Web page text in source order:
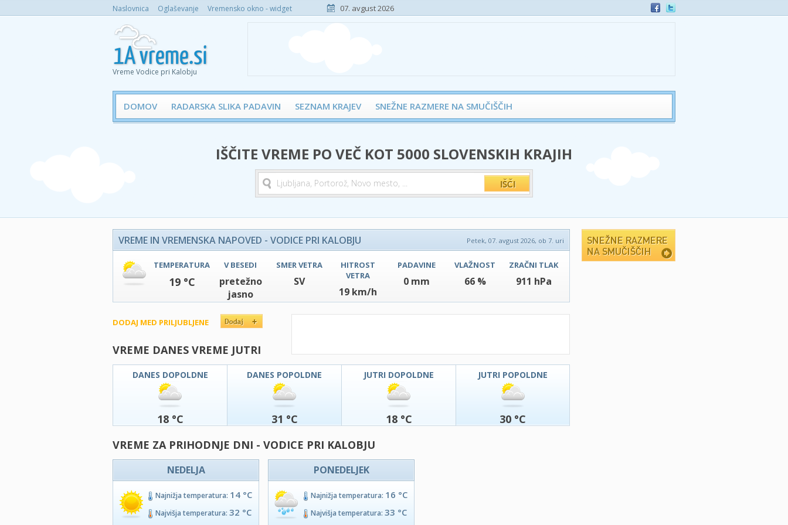
Naslovnica Oglaševanje Vremensko okno - widget 07. avgust 2026
Vreme Vodice pri Kalobju
DOMOV RADARSKA SLIKA PADAVIN SEZNAM KRAJEV SNEŽNE RAZMERE NA SMUČIŠČIH
IŠČITE VREME PO VEČ KOT 5000 SLOVENSKIH KRAJIH
VREME IN VREMENSKA NAPOVED - VODICE PRI KALOBJU Petek, 07. avgust 2026, ob 7. uri
TEMPERATURA
19 °C
V BESEDI
pretežno
jasno
SMER VETRA
SV
HITROST
VETRA
19 km/h
PADAVINE
0 mm
VLAŽNOST
66 %
ZRAČNI TLAK
911 hPa
DODAJ MED PRILJUBLJENE
VREME DANES VREME JUTRI
DANES DOPOLDNE
18 °C
DANES POPOLDNE
31 °C
JUTRI DOPOLDNE
18 °C
JUTRI POPOLDNE
30 °C
VREME ZA PRIHODNJE DNI - VODICE PRI KALOBJU
NEDELJA
Najnižja temperatura: 14 °C
Najvišja temperatura: 32 °C
PONEDELJEK
Najnižja temperatura: 16 °C
Najvišja temperatura: 33 °C